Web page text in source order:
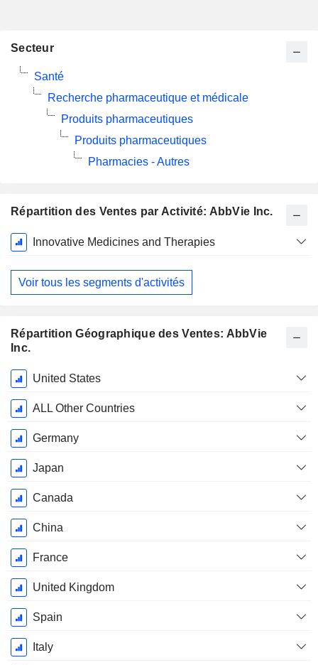
Répartition des Ventes par Activité: AbbVie Inc.
Période
Fiscale:
Décembre
Innovative Medicines and Therapies
Voir tous les segments d'activités
Répartition Géographique des Ventes: AbbVie
Inc.
Période
Fiscale:
Décembre
United States
ALL Other Countries
Germany
Japan
Canada
China
France
United Kingdom
Spain
Italy
Secteur
Santé
Recherche pharmaceutique et médicale
Produits pharmaceutiques
Produits pharmaceutiques
Pharmacies - Autres